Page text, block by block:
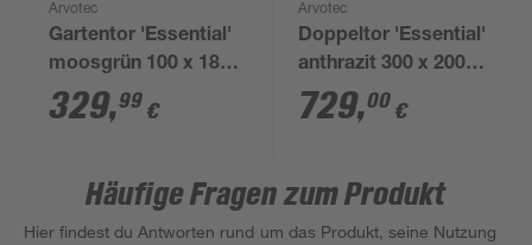
Arvotec
Gartentor 'Essential'
moosgrün 100 x 180
cm, mit
Zaunanschluss
329,99 €
Arvotec
Doppeltor 'Essential'
anthrazit 300 x 200
cm, mit
Zaunanschluss
729,00 €
Häufige Fragen zum Produkt
Hier findest du Antworten rund um das Produkt, seine Nutzung